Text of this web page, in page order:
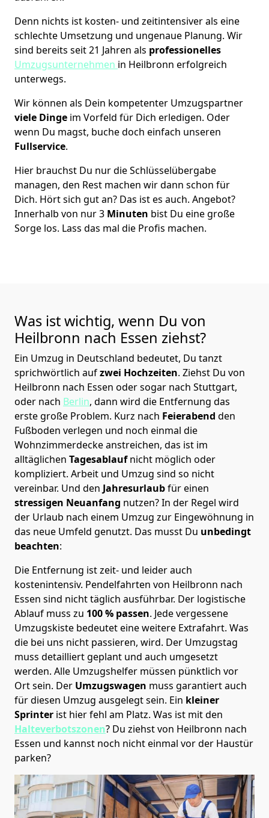
Denn nichts ist kosten- und zeitintensiver als eine
schlechte Umsetzung und ungenaue Planung. Wir
sind bereits seit 21 Jahren als professionelles
Umzugsunternehmen in Heilbronn erfolgreich
unterwegs.
Wir können als Dein kompetenter Umzugspartner
viele Dinge im Vorfeld für Dich erledigen. Oder
wenn Du magst, buche doch einfach unseren
Fullservice.
Hier brauchst Du nur die Schlüsselübergabe
managen, den Rest machen wir dann schon für
Dich. Hört sich gut an? Das ist es auch. Angebot?
Innerhalb von nur 3 Minuten bist Du eine große
Sorge los. Lass das mal die Profis machen.
Was ist wichtig, wenn Du von
Heilbronn nach Essen ziehst?
Ein Umzug in Deutschland bedeutet, Du tanzt
sprichwörtlich aufzwei Hochzeiten. Ziehst Du von
Heilbronn nach Essen oder sogar nach Stuttgart,
oder nach Berlin, dann wird die Entfernung das
erste große Problem. Kurz nach Feierabend den
Fußboden verlegen und noch einmal die
Wohnzimmerdecke anstreichen, das ist im
alltäglichen Tagesablaufnicht möglich oder
kompliziert. Arbeit und Umzug sind so nicht
vereinbar. Und den Jahresurlaubfür einen
stressigen Neuanfang nutzen? In der Regel wird
der Urlaub nach einem Umzug zur Eingewöhnung in
das neue Umfeld genutzt. Das musst Du unbedingt
beachten:
Die Entfernung ist zeit- und leider auch
kostenintensiv. Pendelfahrten von Heilbronn nach
Essen sind nicht täglich ausführbar. Der logistische
Ablauf muss zu 100 % passen. Jede vergessene
Umzugskiste bedeutet eine weitere Extrafahrt. Was
die bei uns nicht passieren, wird. Der Umzugstag
muss detailliert geplant und auch umgesetzt
werden. Alle Umzugshelfer müssen pünktlich vor
Ort sein. Der Umzugswagen muss garantiert auch
für diesen Umzug ausgelegt sein. Ein kleiner
Sprinter ist hier fehl am Platz. Was ist mit den
Halteverbotszonen? Du ziehst von Heilbronn nach
Essen und kannst noch nicht einmal vor der Haustür
parken?